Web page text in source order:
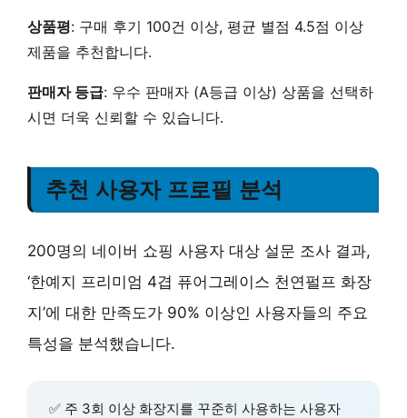
상품평: 구매 후기 100건 이상, 평균 별점 4.5점 이상
제품을 추천합니다.
판매자 등급: 우수 판매자 (A등급 이상) 상품을 선택하
시면 더욱 신뢰할 수 있습니다.
추천 사용자 프로필 분석
200명의 네이버 쇼핑 사용자 대상 설문 조사 결과,
‘한예지 프리미엄 4겹 퓨어그레이스 천연펄프 화장
지’에 대한 만족도가 90% 이상인 사용자들의 주요
특성을 분석했습니다.
✅ 주 3회 이상 화장지를 꾸준히 사용하는 사용자